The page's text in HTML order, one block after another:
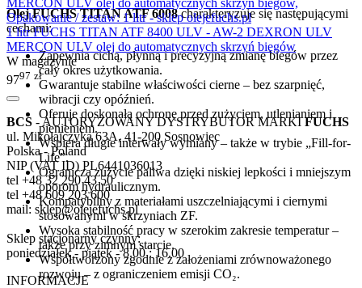
Olej FUCHS TITAN ATF 6008charakteryzuje się następującymi
cechami:
Zapewnia cichą, płynną i precyzyjną zmianę biegów przez
cały okres użytkowania.
Gwarantuje stabilne właściwości cierne – bez szarpnięć,
wibracji czy opóźnień.
Oferuje doskonałą ochronę przed zużyciem, utlenianiem i
pienieniem.
Wspiera długie interwały wymiany – także w trybie „Fill-for-
Life”.
Ogranicza zużycie paliwa dzięki niskiej lepkości i mniejszym
oporom hydraulicznym.
Kompatybilny z materiałami uszczelniającymi i ciernymi
stosowanymi w skrzyniach ZF.
Wysoka stabilność pracy w szerokim zakresie temperatur –
także przy zimnym starcie.
Współtworzony zgodnie z założeniami zrównoważonego
rozwoju – z ograniczeniem emisji CO₂.
1 litr FUCHS TITAN ATF 8400 ULV - AW-2 DEXRON ULV
MERCON ULV olej do automatycznych skrzyń biegów
W magazynie
9797 zł
BCS - AUTORYZOWANY DYSTRYBUTOR MARKIFUCHS
ul. Mikołajczyka 63A, 41-200 Sosnowiec
Polska - Poland
NIP (VAT ID) PL6441036013
tel +48 32 290 43 50
tel +48 609 203 600
mail: sklep@olejefuchs.pl
Sklep stacjonarny czynny:
poniedziałek - piątek - 8.00 : 16.00
INFORMACJE